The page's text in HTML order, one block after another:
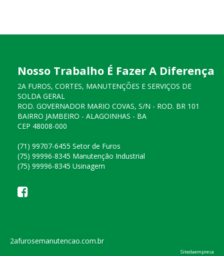
Nosso Trabalho É Fazer A Diferença
2A FUROS, CORTES, MANUTENÇÕES E SERVIÇOS DE
SOLDA GERAL
ROD. GOVERNADOR MARIO COVAS, S/N - ROD. BR 101
BAIRRO JAMBEIRO - ALAGOINHAS - BA
CEP 48008-000
(71) 99707-6455 Setor de Furos
(75) 99996-8345 Manutenção Industrial
(75) 99996-8345 Usinagem
2afurosemanutencao.com.br
Sitedaempresa